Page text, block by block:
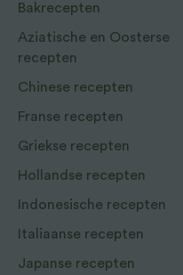
Bakrecepten
Aziatische en Oosterse
recepten
Chinese recepten
Franse recepten
Griekse recepten
Hollandse recepten
Indonesische recepten
Italiaanse recepten
Japanse recepten